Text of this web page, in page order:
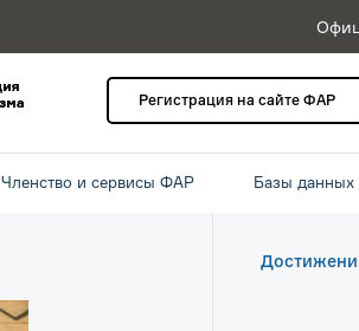
Регистрация на сайте ФАР
Членство и сервисы ФАР Базы данных